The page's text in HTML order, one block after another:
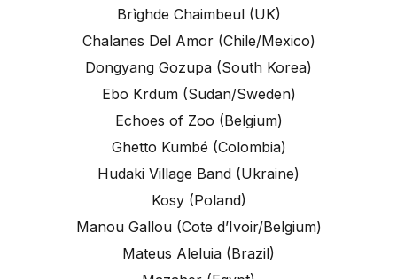
Brìghde Chaimbeul (UK)
Chalanes Del Amor (Chile/Mexico)
Dongyang Gozupa (South Korea)
Ebo Krdum (Sudan/Sweden)
Echoes of Zoo (Belgium)
Ghetto Kumbé (Colombia)
Hudaki Village Band (Ukraine)
Kosy (Poland)
Manou Gallou (Cote d’Ivoir/Belgium)
Mateus Aleluia (Brazil)